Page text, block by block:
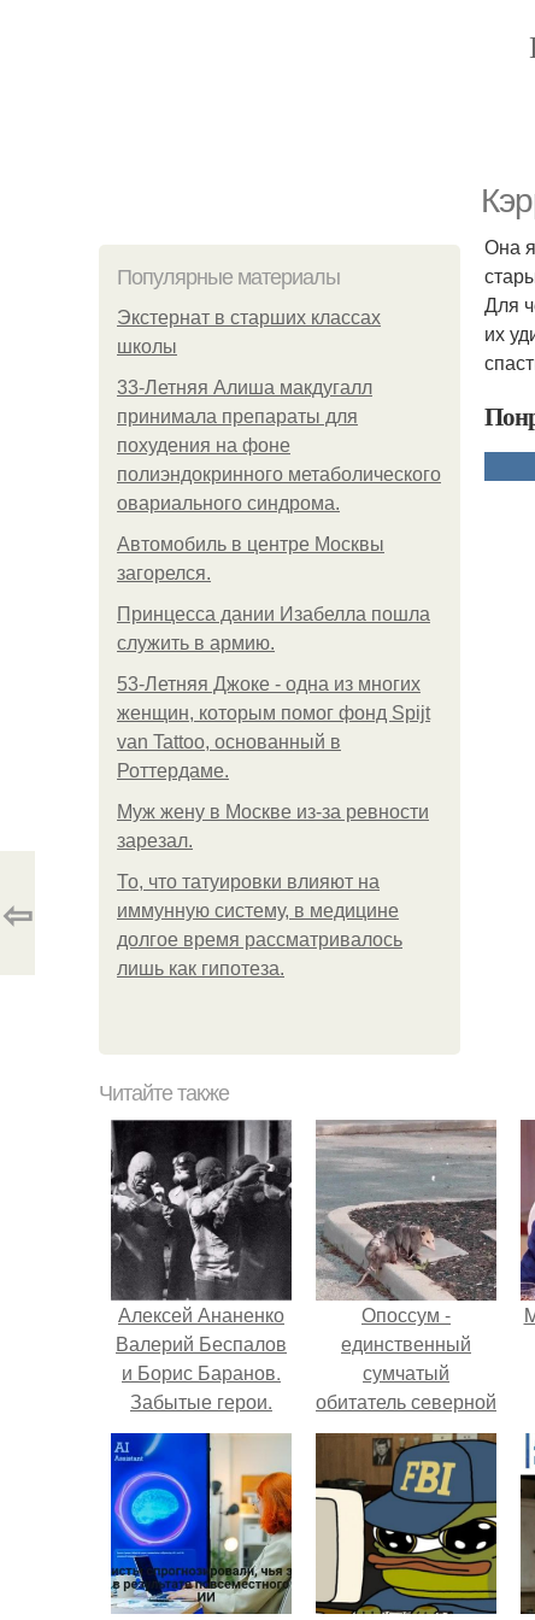
Популярные материалы
Экстернат в старших классах
школы
33-Летняя Алиша макдугалл
принимала препараты для
похудения на фоне
полиэндокринного метаболического
овариального синдрома.
Автомобиль в центре Москвы
загорелся.
Принцесса дании Изабелла пошла
служить в армию.
53-Летняя Джоке - одна из многих
женщин, которым помог фонд Spijt
van Tattoo, основанный в
Роттердаме.
Mуж жену в Москве из-за ревности
зарезал.
То, что татуировки влияют на
иммунную систему, в медицине
долгое время рассматривалось
лишь как гипотеза.
Она
Для
их
⇦
Читайте также
Алексей Ананенко
Валерий Беспалов
и Борис Баранов.
Забытые герои.
Чернобыльские
дайверы.
Опоссум -
единственный
сумчатый
обитатель северной
америки.